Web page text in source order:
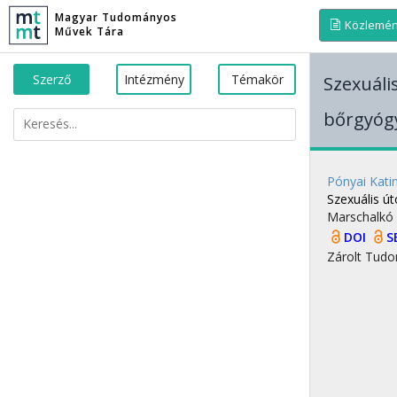
Magyar Tudományos
Művek Tára
Szerző Intézmény Témakör
Pónyai
Szexuális
DOI
Zárolt